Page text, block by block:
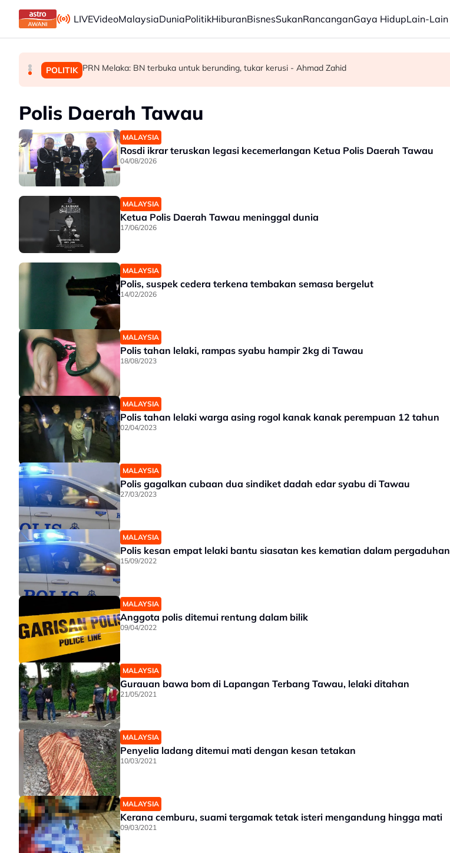
Skip to main content
LIVEVideoMalaysiaDuniaPolitikHiburanBisnesSukanRancanganGaya HidupLain-Lain
MALAYSIA Malaysia bakal bina kilang fraksinasi plasma sendiri dalam tempoh lima tahun - KKM
MALAYSIA Rundingan import udang Thailand dijangka selesai pertengahan bulan ini - Mohamad
POLITIK PRN Melaka: BN terbuka untuk berunding, tukar kerusi - Ahmad Zahid
Polis Daerah Tawau
MALAYSIA
Rosdi ikrar teruskan legasi kecemerlangan Ketua Polis Daerah Tawau
04/08/2026
MALAYSIA
Ketua Polis Daerah Tawau meninggal dunia
17/06/2026
MALAYSIA
Polis, suspek cedera terkena tembakan semasa bergelut
14/02/2026
MALAYSIA
Polis tahan lelaki, rampas syabu hampir 2kg di Tawau
18/08/2023
MALAYSIA
Polis tahan lelaki warga asing rogol kanak kanak perempuan 12 tahun
02/04/2023
MALAYSIA
Polis gagalkan cubaan dua sindiket dadah edar syabu di Tawau
27/03/2023
MALAYSIA
Polis kesan empat lelaki bantu siasatan kes kematian dalam pergaduhan
15/09/2022
MALAYSIA
Anggota polis ditemui rentung dalam bilik
09/04/2022
MALAYSIA
Gurauan bawa bom di Lapangan Terbang Tawau, lelaki ditahan
21/05/2021
MALAYSIA
Penyelia ladang ditemui mati dengan kesan tetakan
10/03/2021
MALAYSIA
Kerana cemburu, suami tergamak tetak isteri mengandung hingga mati
09/03/2021